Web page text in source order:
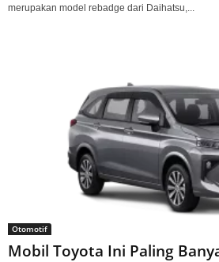
merupakan model rebadge dari Daihatsu,...
Otomotif
Mobil Toyota Ini Paling